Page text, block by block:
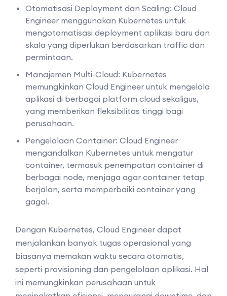
Otomatisasi Deployment dan Scaling: Cloud
Engineer menggunakan Kubernetes untuk
mengotomatisasi deployment aplikasi baru dan
skala yang diperlukan berdasarkan traffic dan
permintaan.
Manajemen Multi-Cloud: Kubernetes
memungkinkan Cloud Engineer untuk mengelola
aplikasi di berbagai platform cloud sekaligus,
yang memberikan fleksibilitas tinggi bagi
perusahaan.
Pengelolaan Container: Cloud Engineer
mengandalkan Kubernetes untuk mengatur
container, termasuk penempatan container di
berbagai node, menjaga agar container tetap
berjalan, serta memperbaiki container yang
gagal.
Dengan Kubernetes, Cloud Engineer dapat
menjalankan banyak tugas operasional yang
biasanya memakan waktu secara otomatis,
seperti provisioning dan pengelolaan aplikasi. Hal
ini memungkinkan perusahaan untuk